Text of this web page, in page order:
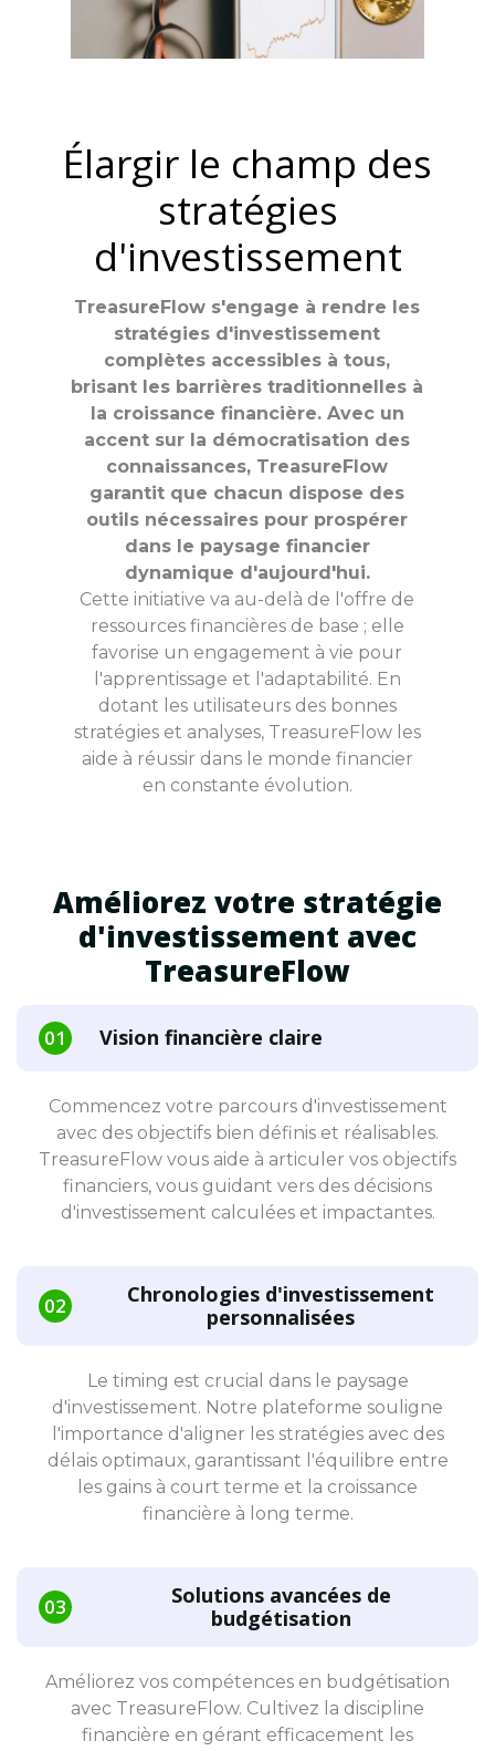
Élargir le champ des
stratégies
d'investissement
TreasureFlow s'engage à rendre les
stratégies d'investissement
complètes accessibles à tous,
brisant les barrières traditionnelles à
la croissance financière. Avec un
accent sur la démocratisation des
connaissances, TreasureFlow
garantit que chacun dispose des
outils nécessaires pour prospérer
dans le paysage financier
dynamique d'aujourd'hui.
Cette initiative va au-delà de l'offre de
ressources financières de base ; elle
favorise un engagement à vie pour
l'apprentissage et l'adaptabilité. En
dotant les utilisateurs des bonnes
stratégies et analyses, TreasureFlow les
aide à réussir dans le monde financier
en constante évolution.
Améliorez votre stratégie
d'investissement avec
TreasureFlow
Vision financière claire
Commencez votre parcours d'investissement
avec des objectifs bien définis et réalisables.
TreasureFlow vous aide à articuler vos objectifs
financiers, vous guidant vers des décisions
d'investissement calculées et impactantes.
Chronologies d'investissement
personnalisées
Le timing est crucial dans le paysage
d'investissement. Notre plateforme souligne
l'importance d'aligner les stratégies avec des
délais optimaux, garantissant l'équilibre entre
les gains à court terme et la croissance
financière à long terme.
Solutions avancées de
budgétisation
Améliorez vos compétences en budgétisation
avec TreasureFlow. Cultivez la discipline
financière en gérant efficacement les